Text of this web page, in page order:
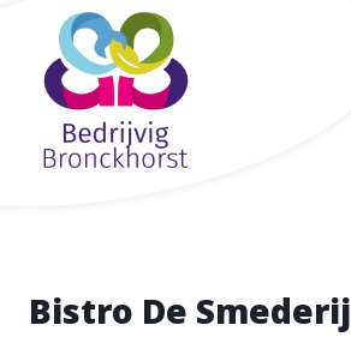
Doorgaan
inhoud
Bistro De Smederij